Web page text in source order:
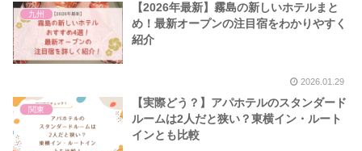
九州
【2026年最新】霧島の新しいホテルまと
め！最新オープンの注目宿をわかりやすく
紹介
2026.01.29
関東
【実際どう？】アパホテルのスタンダード
ルームは2人だと狭い？東横イン・ルート
インとも比較